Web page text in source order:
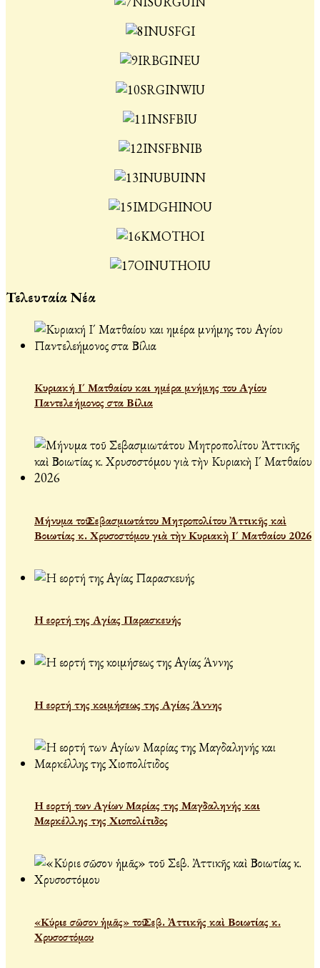
Τελευταία Νέα
Κυριακή Ι´ Ματθαίου και ημέρα μνήμης του Αγίου
Παντελεήμονος στα Βίλια
Μήνυμα τοῦ Σεβασμιωτάτου Μητροπολίτου Ἀττικῆς καὶ
Βοιωτίας κ. Χρυσοστόμου γιὰ τὴν Κυριακὴ Ι´ Ματθαίου 2026
Η εορτή της Αγίας Παρασκευής
Η εορτή της κοιμήσεως της Αγίας Άννης
Η εορτή των Αγίων Μαρίας της Μαγδαληνής και
Μαρκέλλης της Χιοπολίτιδος
«Κύριε σῶσον ἡμᾶς» τοῦ Σεβ. Ἀττικῆς καὶ Βοιωτίας κ.
Χρυσοστόμου